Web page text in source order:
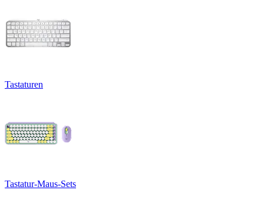
Tastaturen
Tastatur-Maus-Sets